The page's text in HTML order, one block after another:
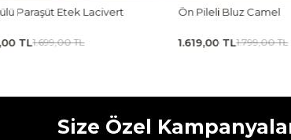
Ön Pileli Bluz Camel
1.619,00 TL
Size Özel